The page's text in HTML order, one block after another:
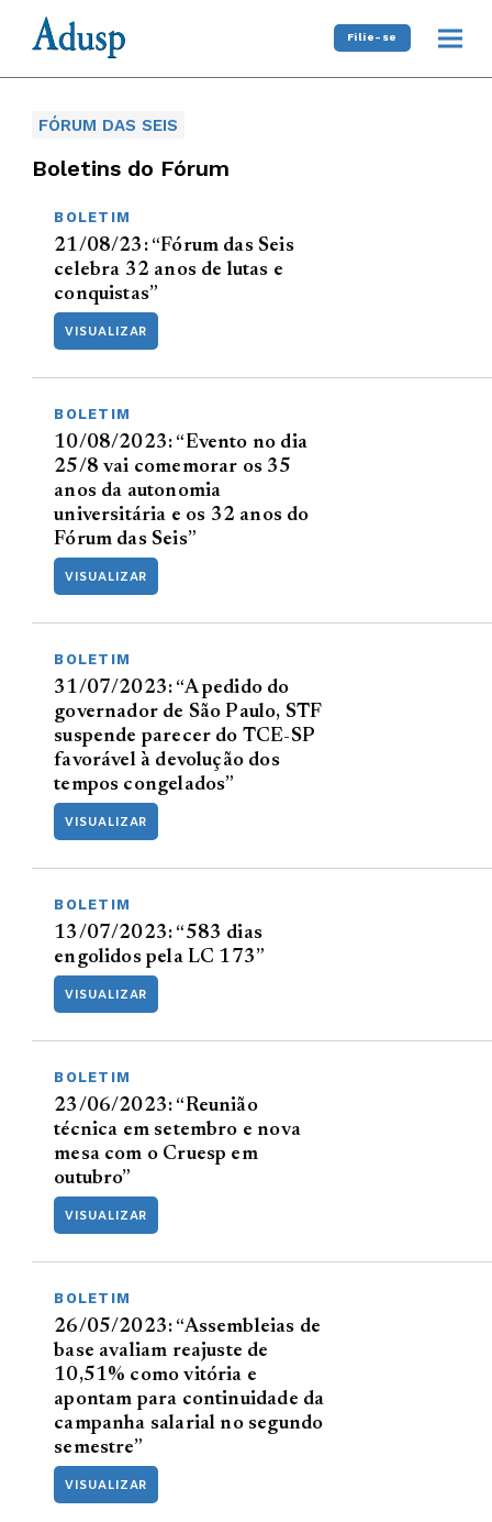
Filie-se
FÓRUM DAS SEIS
Boletins do Fórum
BOLETIM
21/08/23: “Fórum das Seis
celebra 32 anos de lutas e
conquistas”
VISUALIZAR
BOLETIM
10/08/2023: “Evento no dia
25/8 vai comemorar os 35
anos da autonomia
universitária e os 32 anos do
Fórum das Seis”
VISUALIZAR
BOLETIM
31/07/2023: “A pedido do
governador de São Paulo, STF
suspende parecer do TCE-SP
favorável à devolução dos
tempos congelados”
VISUALIZAR
BOLETIM
13/07/2023: “583 dias
engolidos pela LC 173”
VISUALIZAR
BOLETIM
23/06/2023: “Reunião
técnica em setembro e nova
mesa com o Cruesp em
outubro”
VISUALIZAR
BOLETIM
26/05/2023: “Assembleias de
base avaliam reajuste de
10,51% como vitória e
apontam para continuidade da
campanha salarial no segundo
semestre”
VISUALIZAR